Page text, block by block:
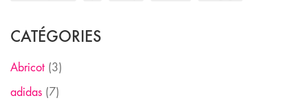
CATÉGORIES
Abricot (3)
adidas (7)